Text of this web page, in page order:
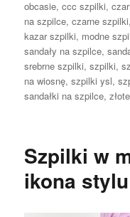
obcasie,ccc szpilki,
na szpilce,czarne szpilki
kazar szpilki, modne
sandały na szpilce,
srebrne szpilki,szpilki,
na wiosnę,szpilki ysl,
sandałki na szpilce,
Szpilki w
ikona